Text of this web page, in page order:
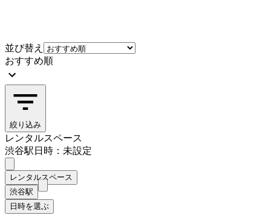
並び替え
おすすめ順
絞り込み
レンタルスペース
渋谷駅日時：未設定
レンタルスペース
渋谷駅
日時を選ぶ